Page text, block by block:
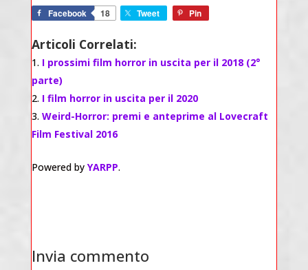
Facebook 18 Tweet Pin
Articoli Correlati:
I prossimi film horror in uscita per il 2018 (2°
parte)
I film horror in uscita per il 2020
Weird-Horror: premi e anteprime al Lovecraft
Film Festival 2016
Powered by YARPP.
Invia commento